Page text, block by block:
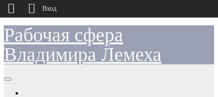
Перейти
содержимому
Рабочая сфера
Владимира Лемеха
Вход